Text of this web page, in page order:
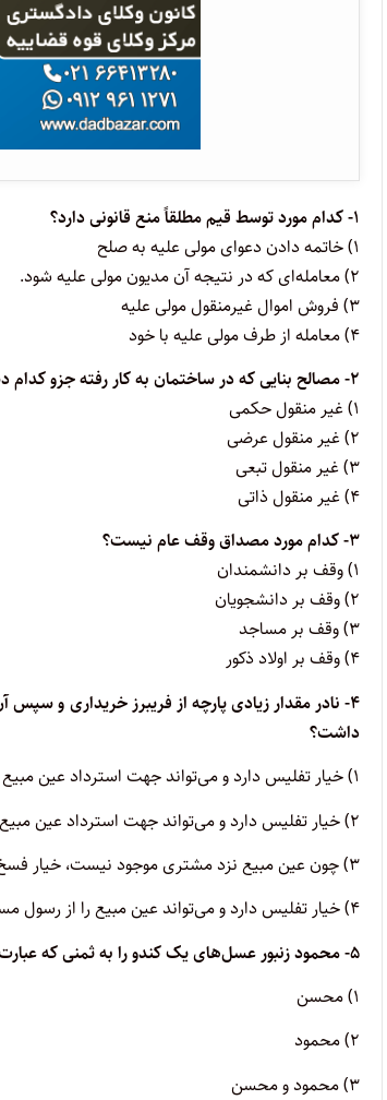
۱- کدام مورد توسط قیم مطلقاً منع قانونی دارد؟
۱) خاتمه دادن دعوای مولی علیه به صلح
۲) معامله‌ای که در نتیجه آن مدیون مولی علیه شود.
۳) فروش اموال غیرمنقول مولی علیه
۴) معامله از طرف مولی علیه با خود
۲- مصالح بنایی که در ساختمان به کار رفته جزو کدام دسته از اموال زیر است؟
۱) غیر منقول حکمی
۲) غیر منقول عرضی
۳) غیر منقول تبعی
۴) غیر منقول ذاتی
۳- کدام مورد مصداق وقف عام نیست؟
۱) وقف بر دانشمندان
۲) وقف بر دانشجویان
۳) وقف بر مساجد
۴) وقف بر اولاد ذکور
۴- نادر مقدار زیادی پارچه از فریبرز خریداری و
داشت؟
۱) خیار تفلیس دارد و می‌تواند جهت استرداد عین مبیع به نادر مراجعه نماید.
۲) خیار تفلیس دارد و می‌تواند جهت استرداد عین مبیع به نادر یا رسول مراجعه نماید.
۳) چون عین مبیع نزد مشتری موجود نیست، خیار فسخ ندارد.
۴) خیار تفلیس دارد و می‌تواند عین مبیع را از رسول مسترد نماید.
۵- محمود زنبور عسل‌های یک کندو را به ثمنی که عبارت است از یک رأس گوسفند به محسن می‌فروشد، کدام یک خیار حیوان خواهند داشت؟
۱) محسن
۲) محمود
۳) محمود و محسن